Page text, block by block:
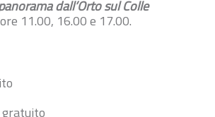
dall’Orto sul Colle
11.00, 16.00 e 17.00.